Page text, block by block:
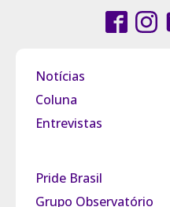
Notícias
Coluna
Entrevistas
Pride Brasil
Grupo Observatório